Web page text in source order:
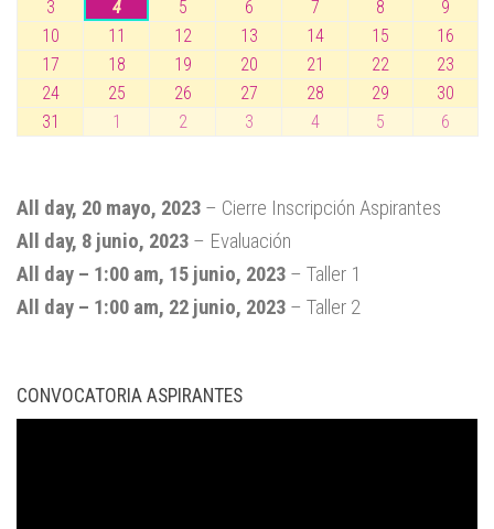
2026
2026
2026
2026
2026
2026
33
agosto,
2026
44
agosto,
2026
55
agosto,
2026
66
agosto,
2026
77
agosto,
2026
8
agosto,
2026
9
2026
1010
agosto,
2026
11
agosto,
2026
1212
agosto,
2026
1313
agosto,
2026
1414
agosto,
2026
15
agosto,
16
1717
agosto,
1818
agosto,
1919
agosto,
2020
agosto,
21
agosto,
22
agosto,
23
2424
2525
2626
2727
2828
29 30
31 1 22
33
44
5 6
All day, 20 mayo, 2023 – Cierre Inscripción Aspirantes
All day, 8 junio, 2023 – Evaluación
All day – 1:00 am, 15 junio, 2023 – Taller 1
All day – 1:00 am, 22 junio, 2023 – Taller 2
CONVOCATORIA ASPIRANTES